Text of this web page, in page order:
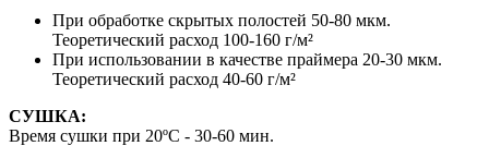
При обработке скрытых полостей 50-80 мкм.
Теоретический расход 100-160 г/м²
При использовании в качестве праймера 20-30 мкм.
Теоретический расход 40-60 г/м²
СУШКА:
Время сушки при 20ºС - 30-60 мин.